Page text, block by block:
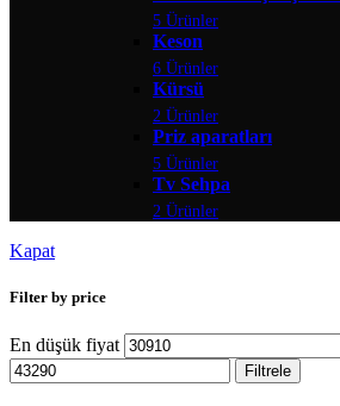
5 Ürünler
Keson
6 Ürünler
Kürsü
2 Ürünler
Priz aparatları
5 Ürünler
Tv Sehpa
2 Ürünler
Kapat
Filter by price
En düşük fiyat
Filtrele